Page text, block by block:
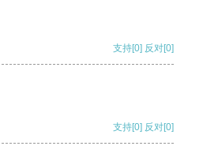
支持[0] 反对[0]
支持[0] 反对[0]